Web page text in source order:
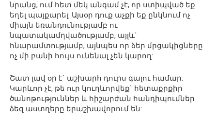
նրանց, ում հետ մեկ անգամ չէ, որ ստիպված եք
եղել պայքարել: Այսօր դուք աչքի եք ընկնում ոչ
միայն եռանդունությամբ ու
նպատակամղվածությամբ, այլև`
հնարամտությամբ, այնպես որ ձեր մրցակիցները
ոչ մի բանի հույս ունենալ չեն կարող:
Շատ լավ օր է` աշխարհ դուրս գալու համար:
Կարևոր չէ, թե ուր կուղևորվեք` հետաքրքիր
ծանոթություններ և հիշարժան հանդիպումներ
ձեզ աստղերը երաշխավորում են: